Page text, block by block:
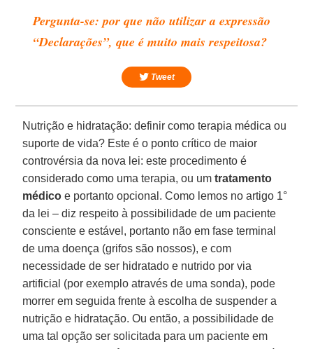
Pergunta-se: por que não utilizar a expressão
“Declarações”, que é muito mais respeitosa?
Tweet
Nutrição e hidratação: definir como terapia médica ou
suporte de vida? Este é o ponto crítico de maior
controvérsia da nova lei: este procedimento é
considerado como uma terapia, ou umtratamento
médico e portanto opcional. Como lemos no artigo 1°
da lei – diz respeito à possibilidade de um paciente
consciente e estável, portanto não em fase terminal
de uma doença (grifos são nossos), e com
necessidade de ser hidratado e nutrido por via
artificial (por exemplo através de uma sonda), pode
morrer em seguida frente à escolha de suspender a
nutrição e hidratação. Ou então, a possibilidade de
uma tal opção ser solicitada para um paciente em